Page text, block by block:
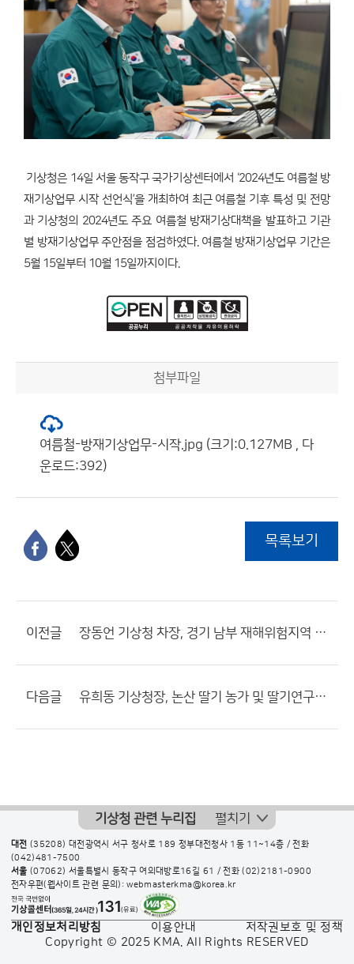
기상청은 14일 서울 동작구 국가기상센터에서 ‘2024년도 여름철 방
재기상업무 시작 선언식’을 개최하여 최근 여름철 기후 특성 및 전망
과 기상청의 2024년도 주요 여름철 방재기상대책을 발표하고 기관
별 방재기상업무 주안점을 점검하였다. 여름철 방재기상업무 기간은
5월 15일부터 10월 15일까지이다.
첨부파일
여름철-방재기상업무-시작.jpg (크기:0.127MB , 다
운로드:392)
목록보기
이전글 장동언 기상청 차장, 경기 남부 재해위험지역 현장 방문
다음글 유희동 기상청장, 논산 딸기 농가 및 딸기연구소 방문
기상청 관련 누리집 펼치기
대전 (35208) 대전광역시 서구 청사로 189 정부대전청사 1동 11~14층 / 전화
(042)481-7500
서울 (07062) 서울특별시 동작구 여의대방로16길 61 / 전화(02)2181-0900
전자우편(웹사이트 관련 문의): webmasterkma@korea.kr
개인정보처리방침 이용안내
저작권보호 및 정책
Copyright © 2025 KMA. All Rights RESERVED